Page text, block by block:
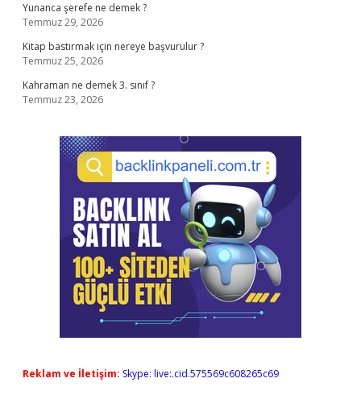
Yunanca şerefe ne demek ?
Temmuz 29, 2026
Kitap bastırmak için nereye başvurulur ?
Temmuz 25, 2026
Kahraman ne demek 3. sınıf ?
Temmuz 23, 2026
Reklam ve İletişim: Skype: live:.cid.575569c608265c69